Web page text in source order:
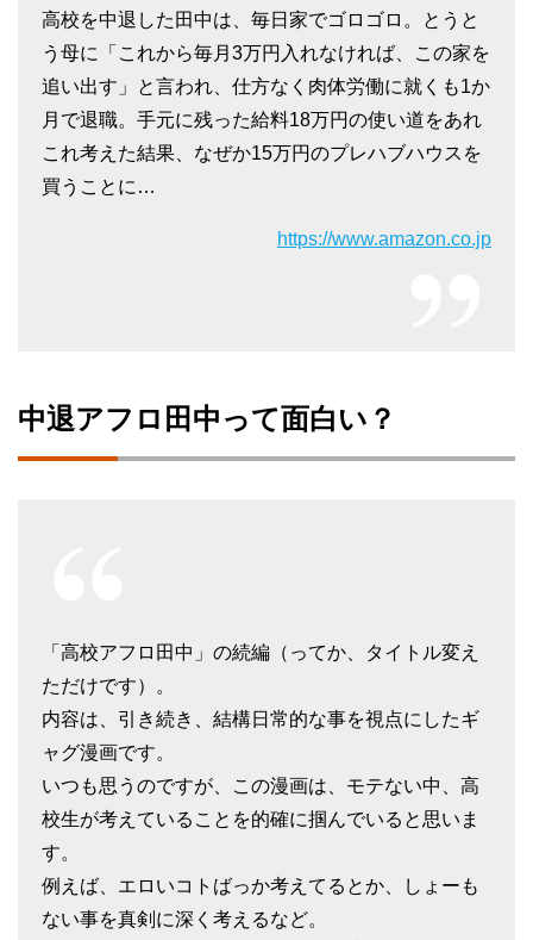
高校を中退した田中は、毎日家でゴロゴロ。とうと
う母に「これから毎月3万円入れなければ、この家を
追い出す」と言われ、仕方なく肉体労働に就くも1か
月で退職。手元に残った給料18万円の使い道をあれ
これ考えた結果、なぜか15万円のプレハブハウスを
買うことに…
https://www.amazon.co.jp
中退アフロ田中って面白い？
「高校アフロ田中」の続編（ってか、タイトル変え
ただけです）。
内容は、引き続き、結構日常的な事を視点にしたギ
ャグ漫画です。
いつも思うのですが、この漫画は、モテない中、高
校生が考えていることを的確に掴んでいると思いま
す。
例えば、エロいコトばっか考えてるとか、しょーも
ない事を真剣に深く考えるなど。